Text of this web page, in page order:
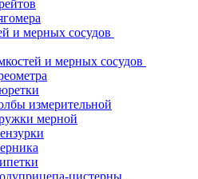
и мерных сосудов
и мерных сосудов
измерительной
мерной
цистерны